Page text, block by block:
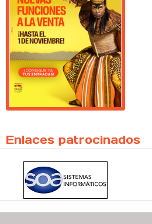
Enlaces patrocinados